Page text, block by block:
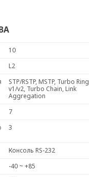
10
L2
STP/RSTP, MSTP, Turbo Ring
v1/v2, Turbo Chain, Link
Aggregation
7
3
Консоль RS-232
-40 ~ +85